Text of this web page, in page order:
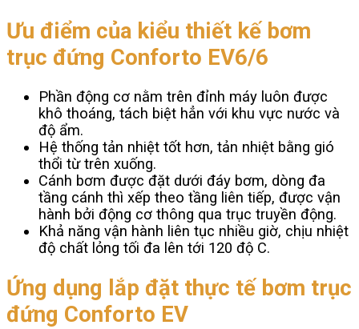
Ưu điểm của kiểu thiết kế bơm
trục đứng Conforto EV6/6
Phần động cơ nằm trên đỉnh máy luôn được
khô thoáng, tách biệt hẳn với khu vực nước và
độ ẩm.
Hệ thống tản nhiệt tốt hơn, tản nhiệt bằng gió
thổi từ trên xuống.
Cánh bơm được đặt dưới đáy bơm, dòng đa
tầng cánh thì xếp theo tầng liên tiếp, được vận
hành bởi động cơ thông qua trục truyền động.
Khả năng vận hành liên tục nhiều giờ, chịu nhiệt
độ chất lỏng tối đa lên tới 120 độ C.
Ứng dụng lắp đặt thực tế bơm trục
đứng Conforto EV